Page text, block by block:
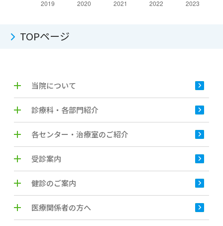
TOPページ
当院について
診療科・各部門紹介
各センター・治療室のご紹介
受診案内
健診のご案内
医療関係者の方へ